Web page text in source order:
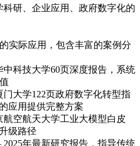
研、企业应用、政府数字化的
实际应用，包含丰富的案例分
科技大学60页深度报告，系统
大学122页政府数字化转型指
应用提供完整方案
空航天大学工业大模型白皮
级路径
年最新研究报告，指导传统